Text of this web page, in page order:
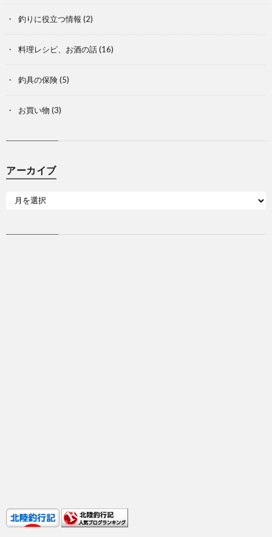
釣りに役立つ情報 (2)
料理レシピ、お酒の話(16)
釣具の保険(5)
お買い物 (3)
アーカイブ